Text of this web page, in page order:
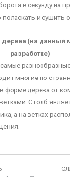
в секунду на
и сушить
(на данный
разработке)
многие по
форме дерева от
Столб
а на ветках